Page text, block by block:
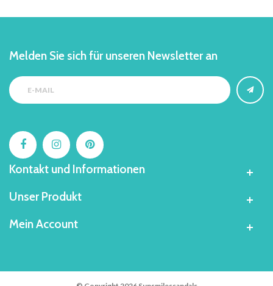
Melden Sie sich für unseren Newsletter an
Kontakt und Informationen
Unser Produkt
Mein Account